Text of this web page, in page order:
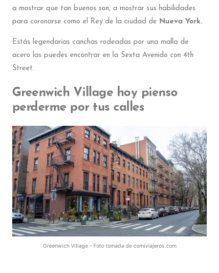
a mostrar que tan buenos son, a mostrar sus habilidades
para coronarse como el Rey de la ciudad de Nueva York.
Estás legendarias canchas rodeadas por una malla de
acero las puedes encontrar en la Sexta Avenido con 4th
Street.
Greenwich Village hoy pienso
perderme por tus calles
Greenwich Village – Foto tomada de comiviajeros.com